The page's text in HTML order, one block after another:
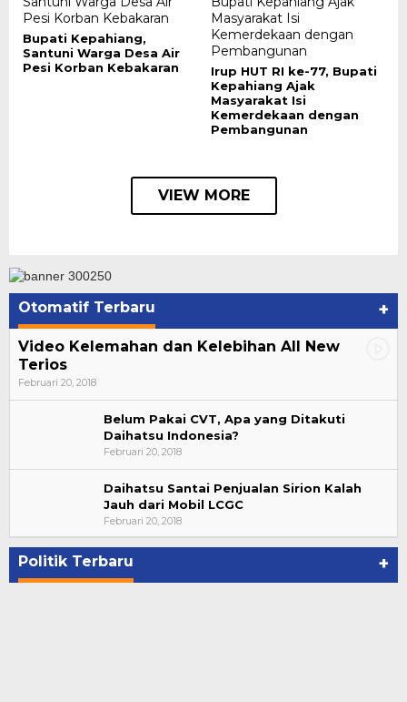
Bupati Kepahiang,
Santuni Warga Desa Air
Pesi Korban Kebakaran
Irup HUT RI ke-77, Bupati
Kepahiang Ajak
Masyarakat Isi
Kemerdekaan dengan
Pembangunan
VIEW MORE
Otomatif Terbaru +
Video Kelemahan dan Kelebihan All New
Terios
Februari 20, 2018
Belum Pakai CVT, Apa yang Ditakuti
Daihatsu Indonesia?
Februari 20, 2018
Daihatsu Santai Penjualan Sirion Kalah
Jauh dari Mobil LCGC
Februari 20, 2018
Politik Terbaru +
Bupati Ahmad Hijazi, Hadiri Paripurna Hasil
Penetapan Paslon Bupati dan Wabup Te…
Di NASIONAL, POLITIK, REJANG LEBONG